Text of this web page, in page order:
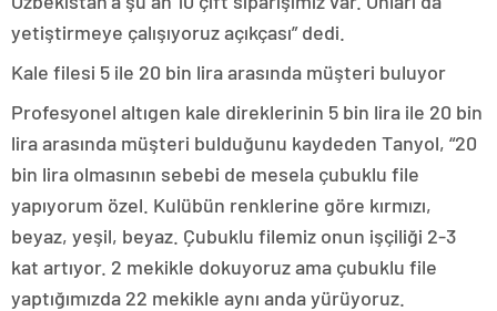
yetiştirmeye çalışıyoruz açıkçası” dedi.
Kale filesi 5 ile 20 bin lira arasında müşteri buluyor
Profesyonel altıgen kale direklerinin 5 bin lira ile 20 bin
lira arasında müşteri bulduğunu kaydeden Tanyol, “20
bin lira olmasının sebebi de mesela çubuklu file
yapıyorum özel. Kulübün renklerine göre kırmızı,
beyaz, yeşil, beyaz. Çubuklu filemiz onun işçiliği 2-3
kat artıyor. 2 mekikle dokuyoruz ama çubuklu file
yaptığımızda 22 mekikle aynı anda yürüyoruz.